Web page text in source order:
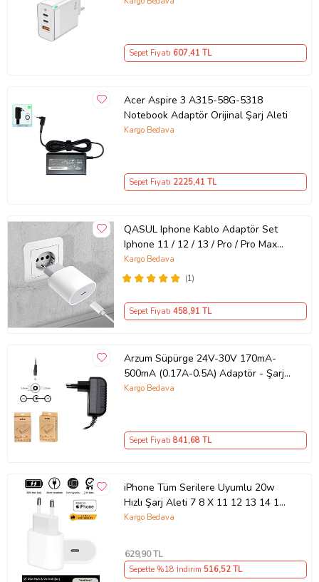
Adaptörü – Type-C ve USB Çıkışlı,
Evrensel 65W Duvar Tipi Şarj
Sepet Fiyatı 607,41 TL
Acer Aspire 3 A315-58G-5318
Notebook Adaptör Orijinal Şarj Aleti
Kargo Bedava
Sepet Fiyatı 2225,41 TL
QASUL Iphone Kablo Adaptör Set
Iphone 11 / 12 / 13 / Pro / Pro Max
Uyumlu Şarj Aleti Seti
(1)
Kargo Bedava
Sepet Fiyatı 458,91 TL
Arzum Süpürge 24V-30V 170mA-
500mA (0.17A-0.5A) Adaptör - Şarj
Aleti RETRO
Kargo Bedava
Sepet Fiyatı 841,68 TL
iPhone Tüm Serilere Uyumlu 20w
Hızlı Şarj Aleti 7 8 X 11 12 13 14 15
16 İçin Type-C Girişli Adaptör
Kargo Bedava
629,90 TL
Sepette %18 İndirim 516,52 TL